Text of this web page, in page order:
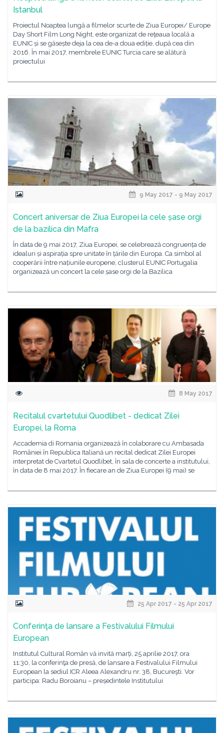
Istanbul
Proiectul Noaptea lungă a filmelor scurte de Ziua Europei/ Europe
Day Short Film Long Night, este organizat de reţeaua locală a
EUNIC și se găsește deja la cea de-a doua ediție, după cea din
2016. În mai 2017, membrele EUNIC Turcia care se alătură
proiectului
9 May 2017 - 9 May 2017
Concert aniversar de Ziua Europei la cele șase orgi
de la bazilica din Mafra
În data de 9 mai 2017, Ziua Europei, se celebrează congruența de
idealuri și aspirația spre unitate în țările din Europa. Ca simbol al
cooperării între națiunile europene, clusterul EUNIC Portugalia
organizează un concert la cele șase orgi de la Bazilica
8 May 2017
Recitalul cvartetului Quodlibet - dedicat Zilei
Europei, la Roma
Accademia di Romania organizează în colaborare cu Ambasada
României în Republica Italiană un recital dedicat Zilei Europei
interpretat de Cvartetul Quodlibet, în sala de concerte a institutului,
în data de 8 mai 2017. În fiecare an de Ziua Europei (9 mai) se
25 Apr 2017 - 25 Apr 2017
Conferinţa de lansare a Festivalului Filmului
European
Institutul Cultural Român vă invită marți, 25 aprilie 2017, ora
11:30, la conferinţa de presă, de lansare a Festivalului Filmului
European la sediul ICR Aleea Alexandru nr. 38, Bucureşti. Vor
participa: Radu Boroianu – președintele Institutului